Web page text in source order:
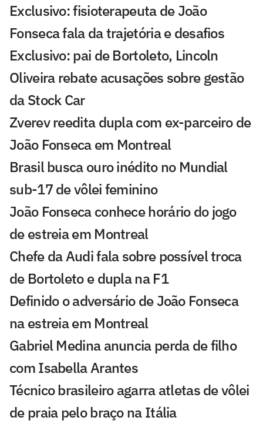
Exclusivo: fisioterapeuta de João
Fonseca fala da trajetória e desafios
Exclusivo: pai de Bortoleto, Lincoln
Oliveira rebate acusações sobre gestão
da Stock Car
Zverev reedita dupla com ex-parceiro de
João Fonseca em Montreal
Brasil busca ouro inédito no Mundial
sub-17 de vôlei feminino
João Fonseca conhece horário do jogo
de estreia em Montreal
Chefe da Audi fala sobre possível troca
de Bortoleto e dupla na F1
Definido o adversário de João Fonseca
na estreia em Montreal
Gabriel Medina anuncia perda de filho
com Isabella Arantes
Técnico brasileiro agarra atletas de vôlei
de praia pelo braço na Itália